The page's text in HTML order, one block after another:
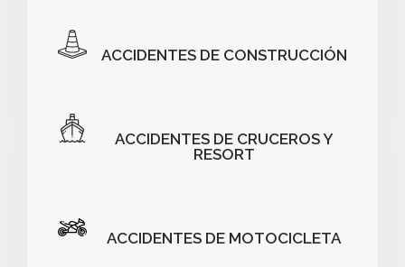
ACCIDENTES DE CONSTRUCCIÓN
ACCIDENTES DE CRUCEROS Y
RESORT
ACCIDENTES DE MOTOCICLETA